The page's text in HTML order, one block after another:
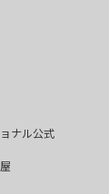
ナル公式